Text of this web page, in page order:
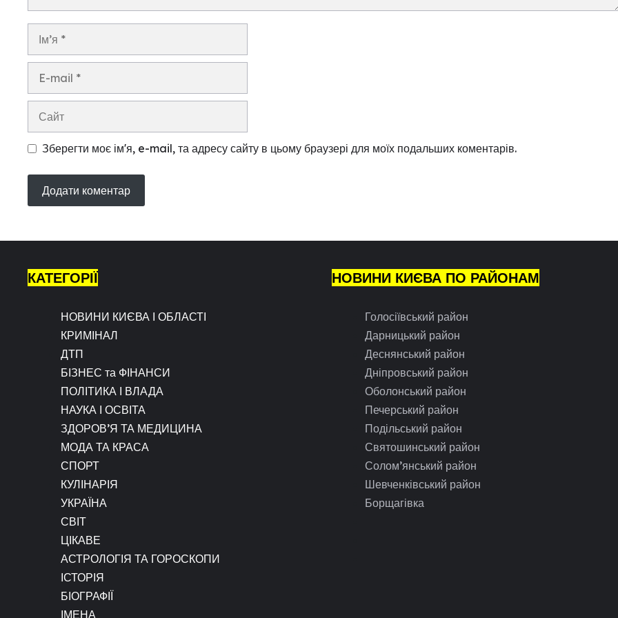
Ім’я
Сайт
Зберегти моє ім'я, e-mail, та адресу сайту в цьому браузері для моїх подальших коментарів.
КАТЕГОРІЇ
НОВИНИ КИЄВА І ОБЛАСТІ
КРИМІНАЛ
ДТП
БІЗНЕС та ФІНАНСИ
ПОЛІТИКА І ВЛАДА
НАУКА І ОСВІТА
ЗДОРОВ’Я ТА МЕДИЦИНА
МОДА ТА КРАСА
СПОРТ
КУЛІНАРІЯ
УКРАЇНА
СВІТ
ЦІКАВЕ
АСТРОЛОГІЯ ТА ГОРОСКОПИ
ІСТОРІЯ
БІОГРАФІЇ
ІМЕНА
НОВИНИ КИЄВА ПО РАЙОНАМ
Голосіївський район
Дарницький район
Деснянський район
Дніпровський район
Оболонський район
Печерський район
Подільський район
Святошинський район
Солом’янський район
Шевченківський район
Борщагівка